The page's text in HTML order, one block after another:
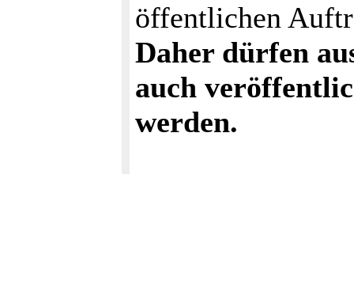
öffentlichen
Daher dürfen
auch
werden.